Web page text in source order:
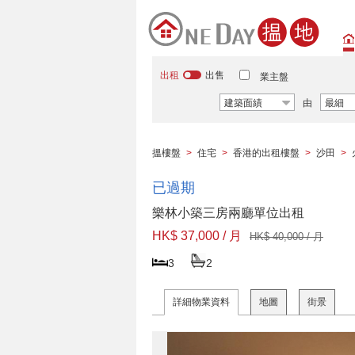
出租 出售 業主盤
建築面績 由 最細
搵樓盤 > 住宅 > 香港的出租樓盤 > 沙田 >
已過期
樂林小築三房兩廳單位出租
HK$ 37,000 / 月
HK$ 40,000 / 月
3 2
詳細物業資料 地圖 街景